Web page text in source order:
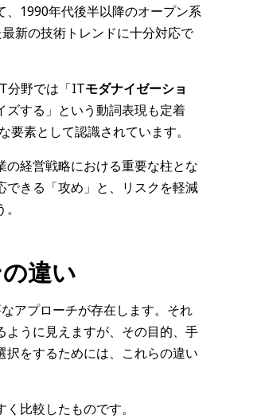
、1990年代後半以降のオープン系
新の技術トレンドに十分対応で
分野では「ITモダナイゼーショ
ズする」という動詞表現も定着
素として認識されています。
経営戦略における重要な柱とな
できる「攻め」と、リスクを軽減
違い
アプローチが存在します。それ
ように見えますが、その目的、手
をするためには、これらの違い
比較したものです。